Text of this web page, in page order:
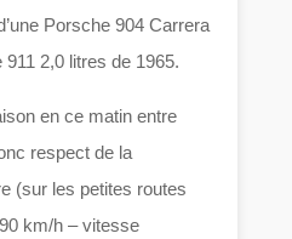
Porsche 904 Carrera
911 2,0 litres de 1965.
en ce matin entre
respect de la
(sur les petites routes
km/h – vitesse